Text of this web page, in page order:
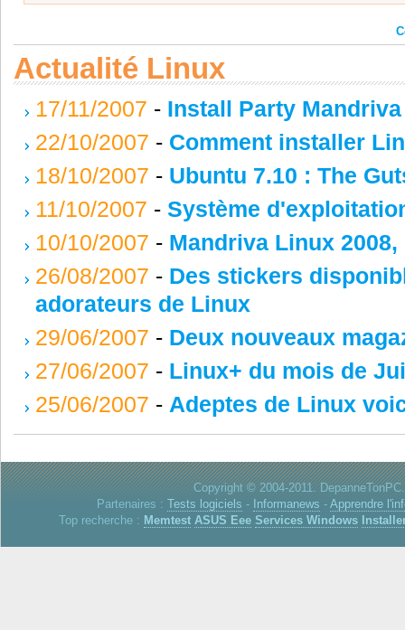
Actualité Linux
17/11/2007 - Install Party
22/10/2007 - Comment installer
18/10/2007 - Ubuntu 7.10 : The
11/10/2007 - Système
10/10/2007 - Mandriva Linux
26/08/2007 - Des stickers
adorateurs de Linux
29/06/2007 - Deux nouveaux
27/06/2007 - Linux+ du mois de
25/06/2007 - Adeptes de Linux
Copyright © 2004-2011.
Partenaires : Tests logiciels - Informanews - Apprendre
Top recherche : Memtest ASUS Eee Services Windows